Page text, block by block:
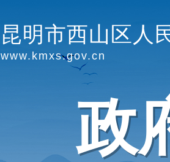
昆明市西山区人
www.kmxs.gov.cn
政